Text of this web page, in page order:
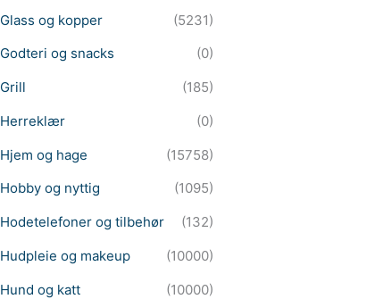
Glass og kopper
(5231)
Godteri og snacks
(0)
Grill
(185)
Herreklær
(0)
Hjem og hage
(15758)
Hobby og nyttig
(1095)
Hodetelefoner og tilbehør
(132)
Hudpleie og makeup
(10000)
Hund og katt
(10000)